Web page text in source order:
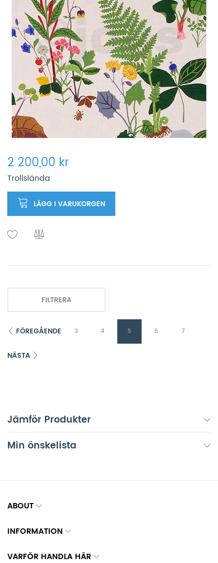
2 200,00 kr
Trollslända
LÄGG I VARUKORGEN
FILTRERA
FÖREGÅENDE 3 4 5 6 7
NÄSTA
Jämför Produkter
Min önskelista
ABOUT
INFORMATION
VARFÖR HANDLA HÄR